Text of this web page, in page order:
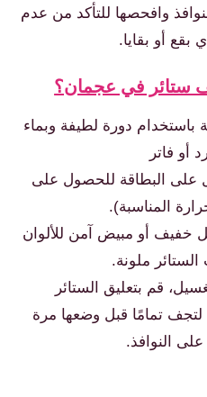
وافحصها للتأكد من عدم
بقع أو بقايا.
ستائر في عجمان؟
باستخدام دورة لطيفة وبماء
أو فاتر
على البطاقة للحصول على
المناسبة).
أو مبيض آمن للألوان
الستائر ملونة.
قم بتعليق الستائر
لتجف تمامًا قبل وضعها مرة
النوافذ.